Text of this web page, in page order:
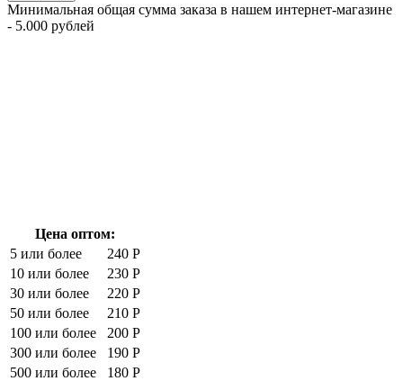
Минимальная общая сумма заказа в нашем интернет-магазине
- 5.000 рублей
Цена оптом:
5 или более
240 Р
10 или более
230 Р
30 или более
220 Р
50 или более
210 Р
100 или более
200 Р
300 или более
190 Р
500 или более
180 Р